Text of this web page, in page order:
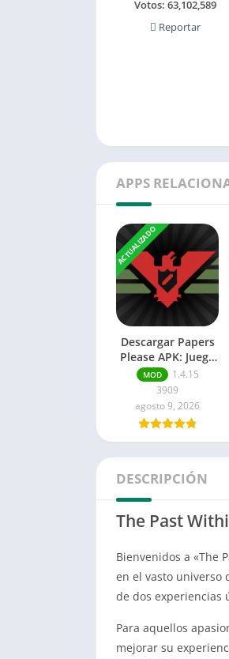
Votos: 63,102,589
Reportar
APPS
ACTUALIZADO
Descargar Papers
Please APK: Juego
completo para
Android
MOD
1.4.15
3909
agosto 9, 2026
DESCRIPCIÓN
The Past
Bienvenidos a «The
en el vasto universo
de dos experiencias
Para aquellos
mejorar su